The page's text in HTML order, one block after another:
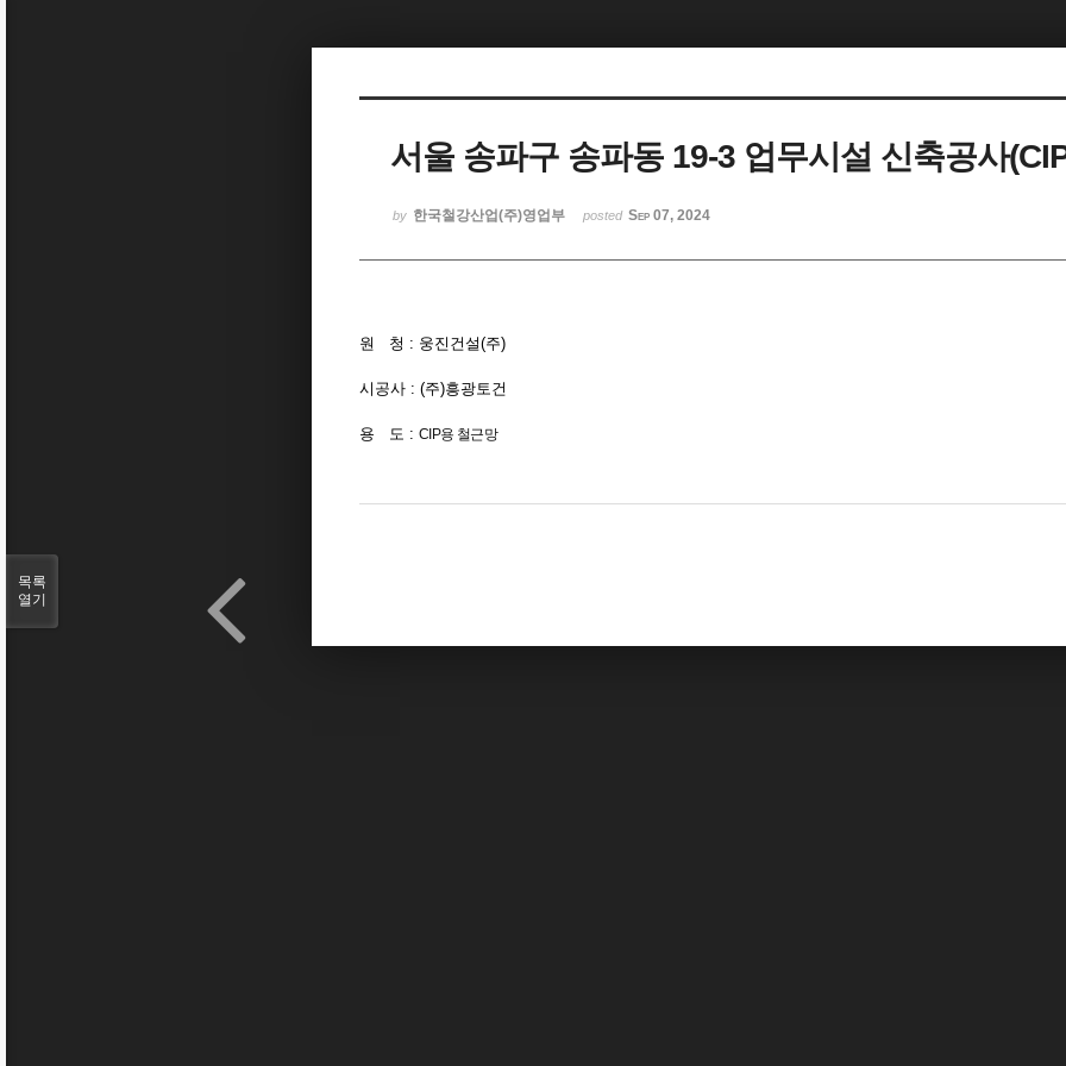
서울 송파구 송파동 19-3 업무시설 신축공사
by 한국철강산업(주)영업부 posted Sep 07, 2024
원 청 : 웅진건설(주)
시공사 : (주)흥광토건
용 도 : CIP용 철근망
목록
열기
Sketchbook5, 스케치북5
Sketchbook5, 스케치북5